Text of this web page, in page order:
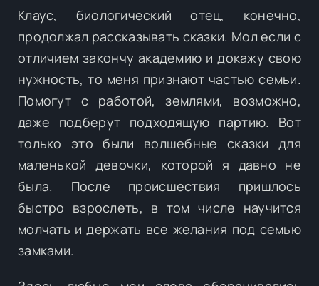
Клаус, биологический отец, конечно,
продолжал рассказывать сказки. Мол если с
отличием закончу академию и докажу свою
нужность, то меня признают частью семьи.
Помогут с работой, землями, возможно,
даже подберут подходящую партию. Вот
только это были волшебные сказки для
маленькой девочки, которой я давно не
была. После происшествия пришлось
быстро взрослеть, в том числе научится
молчать и держать все желания под семью
замками.